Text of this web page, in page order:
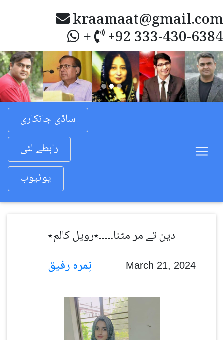
kraamaat@gmail.com
+ +92 333-430-6384
Previous
ساڈی جانکاری
رابطے لئی
یوٹیوب
دین تے مر مٹنا۔۔۔۔۔٭رویل کالم٭
March 21, 2024